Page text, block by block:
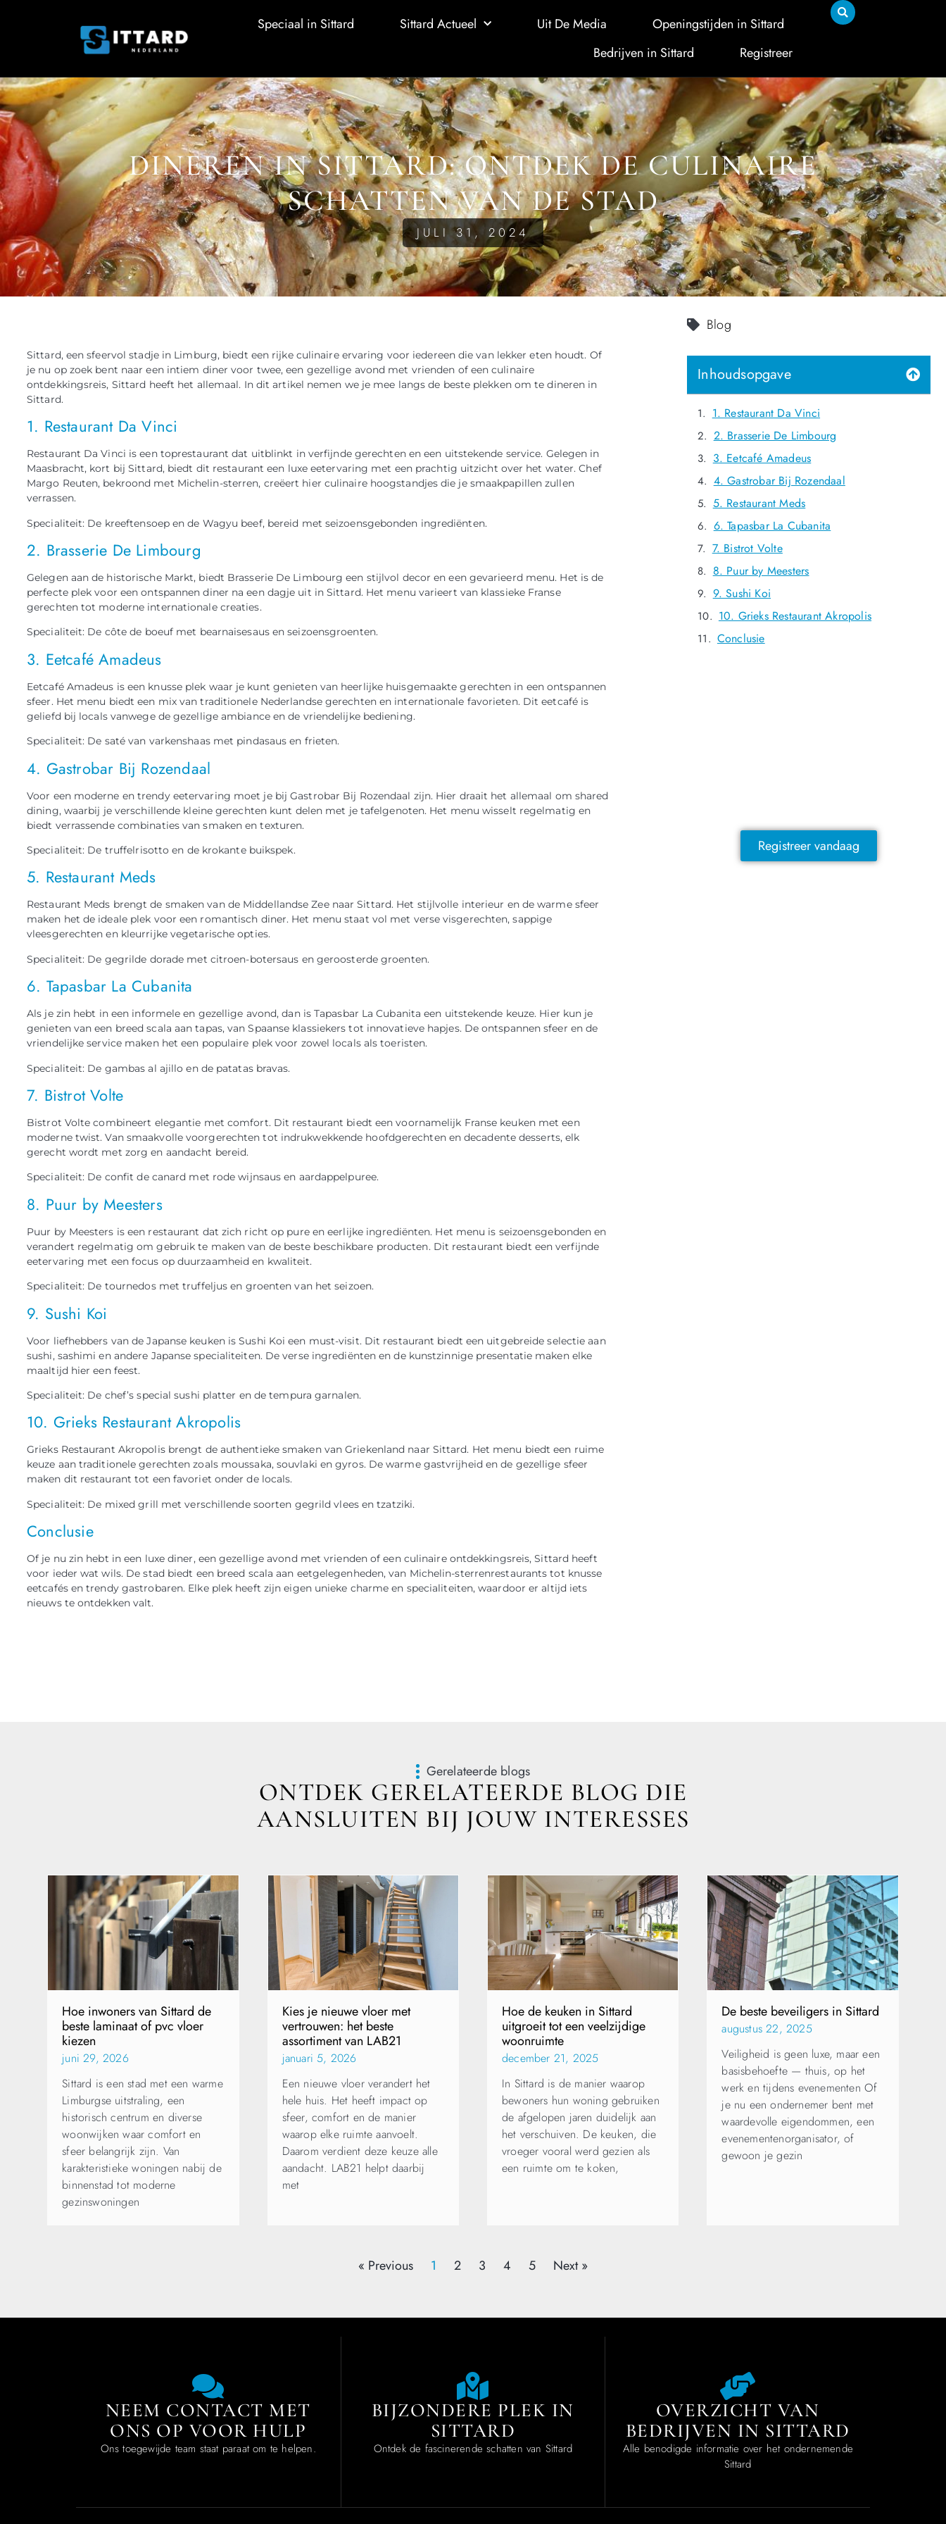
Speciaal in Sittard Sittard Actueel Uit De Media
Openingstijden in Sittard
Bedrijven in Sittard
Registreer
DINEREN IN SITTARD: ONTDEK DE CULINAIRE
SCHATTEN VAN DE STAD
JULI 31, 2024
Sittard, een sfeervol stadje in Limburg, biedt een rijke culinaire ervaring voor iedereen die van lekker eten houdt. Of
je nu op zoek bent naar een intiem diner voor twee, een gezellige avond met vrienden of een culinaire
ontdekkingsreis, Sittard heeft het allemaal. In dit artikel nemen we je mee langs de beste plekken om te dineren in
Sittard.
1. Restaurant Da Vinci
Restaurant Da Vinci is een toprestaurant dat uitblinkt in verfijnde gerechten en een uitstekende service. Gelegen in
Maasbracht, kort bij Sittard, biedt dit restaurant een luxe eetervaring met een prachtig uitzicht over het water. Chef
Margo Reuten, bekroond met Michelin-sterren, creëert hier culinaire hoogstandjes die je smaakpapillen zullen
verrassen.
Specialiteit: De kreeftensoep en de Wagyu beef, bereid met seizoensgebonden ingrediënten.
2. Brasserie De Limbourg
Gelegen aan de historische Markt, biedt Brasserie De Limbourg een stijlvol decor en een gevarieerd menu. Het is de
perfecte plek voor een ontspannen diner na een dagje uit in Sittard. Het menu varieert van klassieke Franse
gerechten tot moderne internationale creaties.
Specialiteit: De côte de boeuf met bearnaisesaus en seizoensgroenten.
3. Eetcafé Amadeus
Eetcafé Amadeus is een knusse plek waar je kunt genieten van heerlijke huisgemaakte gerechten in een ontspannen
sfeer. Het menu biedt een mix van traditionele Nederlandse gerechten en internationale favorieten. Dit eetcafé is
geliefd bij locals vanwege de gezellige ambiance en de vriendelijke bediening.
Specialiteit: De saté van varkenshaas met pindasaus en frieten.
4. Gastrobar Bij Rozendaal
Voor een moderne en trendy eetervaring moet je bij Gastrobar Bij Rozendaal zijn. Hier draait het allemaal om shared
dining, waarbij je verschillende kleine gerechten kunt delen met je tafelgenoten. Het menu wisselt regelmatig en
biedt verrassende combinaties van smaken en texturen.
Specialiteit: De truffelrisotto en de krokante buikspek.
5. Restaurant Meds
Restaurant Meds brengt de smaken van de Middellandse Zee naar Sittard. Het stijlvolle interieur en de warme sfeer
maken het de ideale plek voor een romantisch diner. Het menu staat vol met verse visgerechten, sappige
vleesgerechten en kleurrijke vegetarische opties.
Specialiteit: De gegrilde dorade met citroen-botersaus en geroosterde groenten.
6. Tapasbar La Cubanita
Als je zin hebt in een informele en gezellige avond, dan is Tapasbar La Cubanita een uitstekende keuze. Hier kun je
genieten van een breed scala aan tapas, van Spaanse klassiekers tot innovatieve hapjes. De ontspannen sfeer en de
vriendelijke service maken het een populaire plek voor zowel locals als toeristen.
Specialiteit: De gambas al ajillo en de patatas bravas.
7. Bistrot Volte
Bistrot Volte combineert elegantie met comfort. Dit restaurant biedt een voornamelijk Franse keuken met een
moderne twist. Van smaakvolle voorgerechten tot indrukwekkende hoofdgerechten en decadente desserts, elk
gerecht wordt met zorg en aandacht bereid.
Specialiteit: De confit de canard met rode wijnsaus en aardappelpuree.
8. Puur by Meesters
Puur by Meesters is een restaurant dat zich richt op pure en eerlijke ingrediënten. Het menu is seizoensgebonden en
verandert regelmatig om gebruik te maken van de beste beschikbare producten. Dit restaurant biedt een verfijnde
eetervaring met een focus op duurzaamheid en kwaliteit.
Specialiteit: De tournedos met truffeljus en groenten van het seizoen.
9. Sushi Koi
Voor liefhebbers van de Japanse keuken is Sushi Koi een must-visit. Dit restaurant biedt een uitgebreide selectie aan
sushi, sashimi en andere Japanse specialiteiten. De verse ingrediënten en de kunstzinnige presentatie maken elke
maaltijd hier een feest.
Specialiteit: De chef’s special sushi platter en de tempura garnalen.
10. Grieks Restaurant Akropolis
Grieks Restaurant Akropolis brengt de authentieke smaken van Griekenland naar Sittard. Het menu biedt een ruime
keuze aan traditionele gerechten zoals moussaka, souvlaki en gyros. De warme gastvrijheid en de gezellige sfeer
maken dit restaurant tot een favoriet onder de locals.
Specialiteit: De mixed grill met verschillende soorten gegrild vlees en tzatziki.
Conclusie
Of je nu zin hebt in een luxe diner, een gezellige avond met vrienden of een culinaire ontdekkingsreis, Sittard heeft
voor ieder wat wils. De stad biedt een breed scala aan eetgelegenheden, van Michelin-sterrenrestaurants tot knusse
eetcafés en trendy gastrobaren. Elke plek heeft zijn eigen unieke charme en specialiteiten, waardoor er altijd iets
nieuws te ontdekken valt.
Blog
Inhoudsopgave
1. Restaurant Da Vinci
2. Brasserie De Limbourg
3. Eetcafé Amadeus
4. Gastrobar Bij Rozendaal
5. Restaurant Meds
6. Tapasbar La Cubanita
7. Bistrot Volte
8. Puur by Meesters
9. Sushi Koi
10. Grieks Restaurant Akropolis
Conclusie
Registreer vandaag
Gerelateerde blogs
ONTDEK GERELATEERDE BLOG DIE
AANSLUITEN BIJ JOUW INTERESSES
Hoe inwoners van Sittard de
beste laminaat of pvc vloer
kiezen
juni 29, 2026
Sittard is een stad met een warme
Limburgse uitstraling, een
historisch centrum en diverse
woonwijken waar comfort en
sfeer belangrijk zijn. Van
karakteristieke woningen nabij de
binnenstad tot moderne
gezinswoningen
Kies je nieuwe vloer met
vertrouwen: het beste
assortiment van LAB21
januari 5, 2026
Een nieuwe vloer verandert het
hele huis. Het heeft impact op
sfeer, comfort en de manier
waarop elke ruimte aanvoelt.
Daarom verdient deze keuze alle
aandacht. LAB21 helpt daarbij
met
Hoe de keuken in Sittard
uitgroeit tot een veelzijdige
woonruimte
december 21, 2025
In Sittard is de manier waarop
bewoners hun woning gebruiken
de afgelopen jaren duidelijk aan
het verschuiven. De keuken, die
vroeger vooral werd gezien als
een ruimte om te koken,
De beste beveiligers in Sittard
augustus 22, 2025
Veiligheid is geen luxe, maar een
basisbehoefte — thuis, op het
werk en tijdens evenementen Of
je nu een ondernemer bent met
waardevolle eigendommen, een
evenementenorganisator, of
gewoon je gezin
« Previous 1 2 3 4 5 Next »
NEEM CONTACT MET
ONS OP VOOR HULP
Ons toegewijde team staat paraat om te helpen.
BIJZONDERE PLEK IN
SITTARD
Ontdek de fascinerende schatten van Sittard
OVERZICHT VAN
BEDRIJVEN IN SITTARD
Alle benodigde informatie over het ondernemende
Sittard